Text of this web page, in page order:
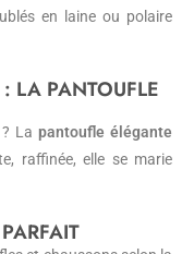
en laine ou polaire
LA PANTOUFLE
La pantoufle élégante
raffinée, elle se marie